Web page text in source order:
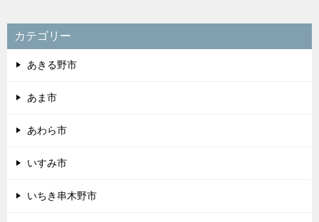
カテゴリー
あきる野市
あま市
あわら市
いすみ市
いちき串木野市